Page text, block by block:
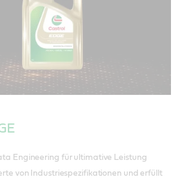
Engineering für ultimative Leistung
von Industriespezifikationen und erfüllt